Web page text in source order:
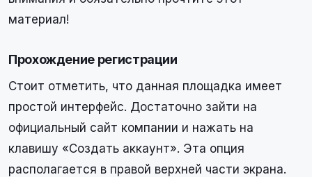
материал!
Прохождение регистрации
Стоит отметить, что данная площадка имеет
простой интерфейс. Достаточно зайти на
официальный сайт компании и нажать на
клавишу «Создать аккаунт». Эта опция
располагается в правой верхней части экрана.